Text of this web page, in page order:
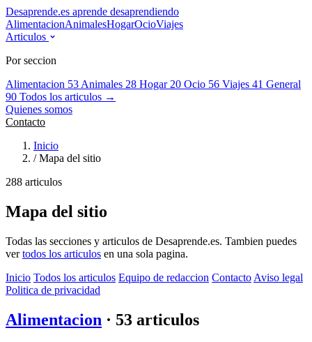
Desaprende.es aprende desaprendiendo
AlimentacionAnimalesHogarOcioViajes
Articulos
Por seccion
Alimentacion 53 Animales 28 Hogar 20 Ocio 56 Viajes 41 General
90 Todos los articulos →
Quienes somos
Contacto
Inicio
/ Mapa del sitio
288 articulos
Mapa del sitio
Todas las secciones y articulos de Desaprende.es. Tambien puedes
vertodos los articulos en una sola pagina.
Inicio Todos los articulos Equipo de redaccion Contacto Aviso legal
Politica de privacidad
Alimentacion · 53 articulos